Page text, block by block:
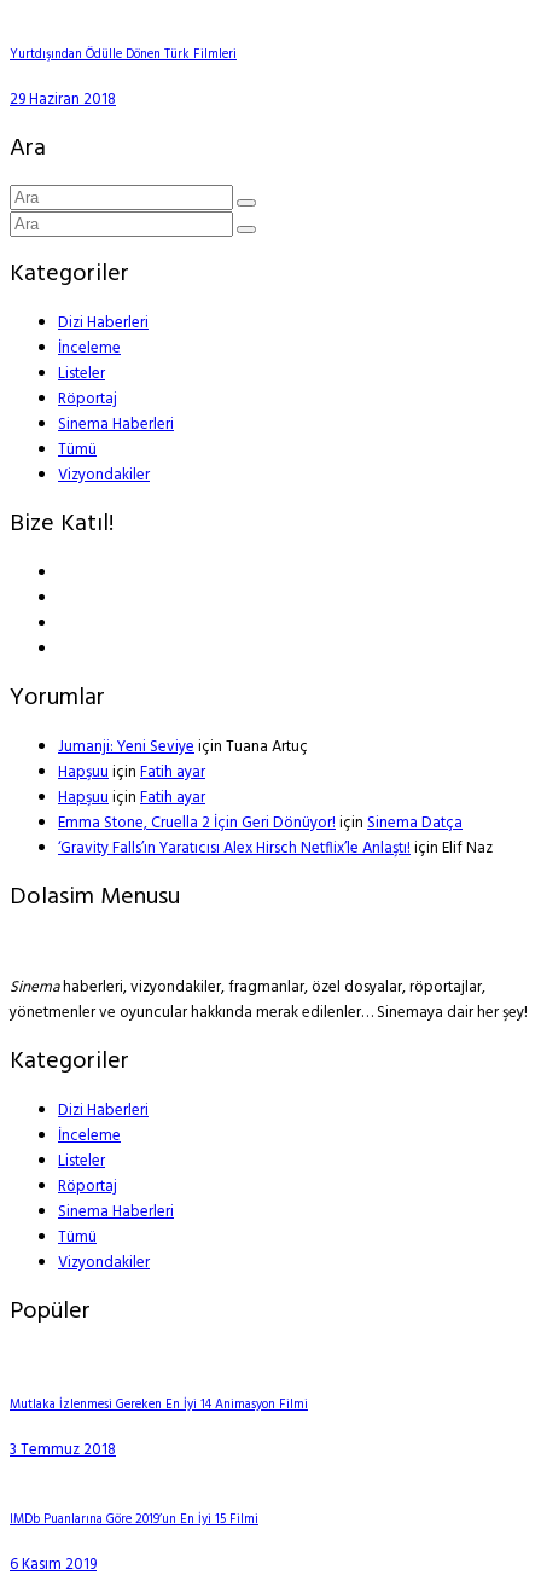
Yurtdışından Ödülle Dönen Türk Filmleri
29 Haziran 2018
Ara
Kategoriler
Dizi Haberleri
İnceleme
Listeler
Röportaj
Sinema Haberleri
Tümü
Vizyondakiler
Bize Katıl!
Yorumlar
Jumanji: Yeni SeviyeiçinTuana Artuç
HapşuuiçinFatih ayar
HapşuuiçinFatih ayar
Emma Stone, Cruella 2 İçin Geri Dönüyor!içinSinema Datça
‘Gravity Falls’ın Yaratıcısı Alex Hirsch Netflix’le Anlaştı!içinElif Naz
Dolasim Menusu
Sinemahaberleri, vizyondakiler, fragmanlar, özel dosyalar, röportajlar,
yönetmenler ve oyuncular hakkında merak edilenler… Sinemaya dair her şey!
Kategoriler
Dizi Haberleri
İnceleme
Listeler
Röportaj
Sinema Haberleri
Tümü
Vizyondakiler
Popüler
Mutlaka İzlenmesi Gereken En İyi 14 Animasyon Filmi
3 Temmuz 2018
IMDb Puanlarına Göre 2019’un En İyi 15 Filmi
6 Kasım 2019